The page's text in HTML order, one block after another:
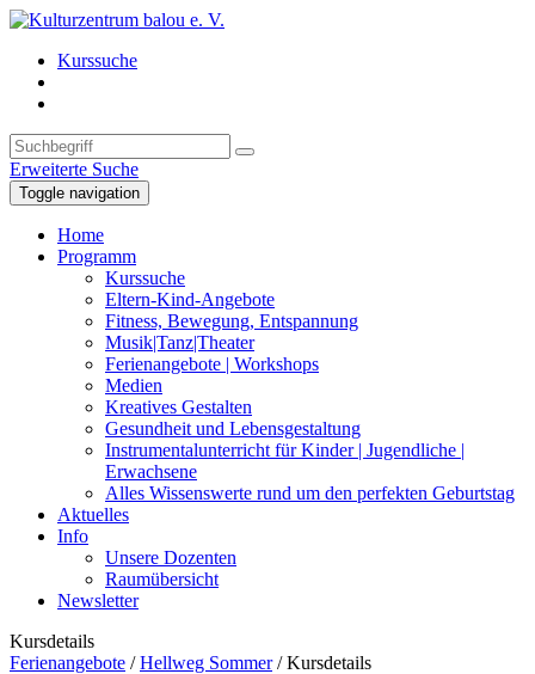
Kurssuche
Erweiterte Suche
Toggle navigation
Home
Programm
Kurssuche
Eltern-Kind-Angebote
Fitness, Bewegung, Entspannung
Musik|Tanz|Theater
Ferienangebote | Workshops
Medien
Kreatives Gestalten
Gesundheit und Lebensgestaltung
Instrumentalunterricht für Kinder | Jugendliche |
Erwachsene
Alles Wissenswerte rund um den perfekten Geburtstag
Aktuelles
Info
Unsere Dozenten
Raumübersicht
Newsletter
Kursdetails
Ferienangebote /Hellweg Sommer/Kursdetails